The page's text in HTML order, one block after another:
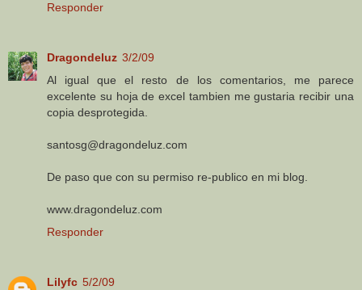
Responder
Dragondeluz 3/2/09
Al igual que el resto de los comentarios, me parece
excelente su hoja de excel tambien me gustaria recibir una
copia desprotegida.
santosg@dragondeluz.com
De paso que con su permiso re-publico en mi blog.
www.dragondeluz.com
Responder
Lilyfc 5/2/09